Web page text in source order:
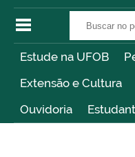
Estude na UFOB
Extensão e Cultura
Ouvidoria